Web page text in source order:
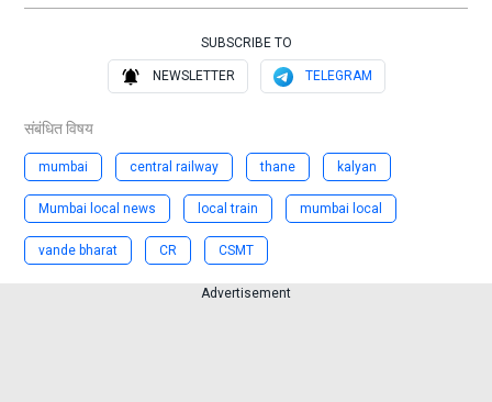
SUBSCRIBE TO
NEWSLETTER TELEGRAM
संबंधित विषय
mumbai central railway thane kalyan
Mumbai local news local train mumbai local
vande bharat CR CSMT
Advertisement